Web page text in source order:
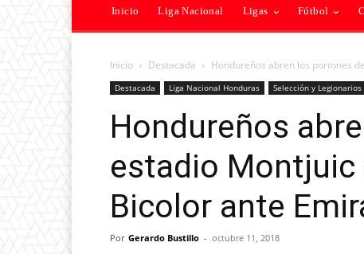
Inicio Liga Nacional Ligas Fútbol
Inicio Destacada Hondureños abren los portones
Destacada Liga Nacional Honduras Selección y Legionarios
Hondureños
estadio Montjuic
Bicolor ante
Por Gerardo Bustillo - octubre 11, 2018